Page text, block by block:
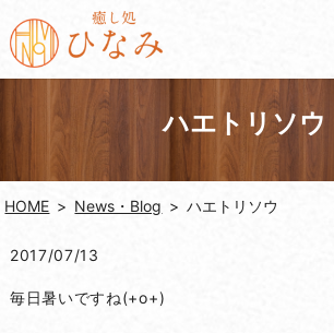
ハエトリソウ
HOME News・Blog ハエトリソウ
2017/07/13
毎日暑いですね(+o+)